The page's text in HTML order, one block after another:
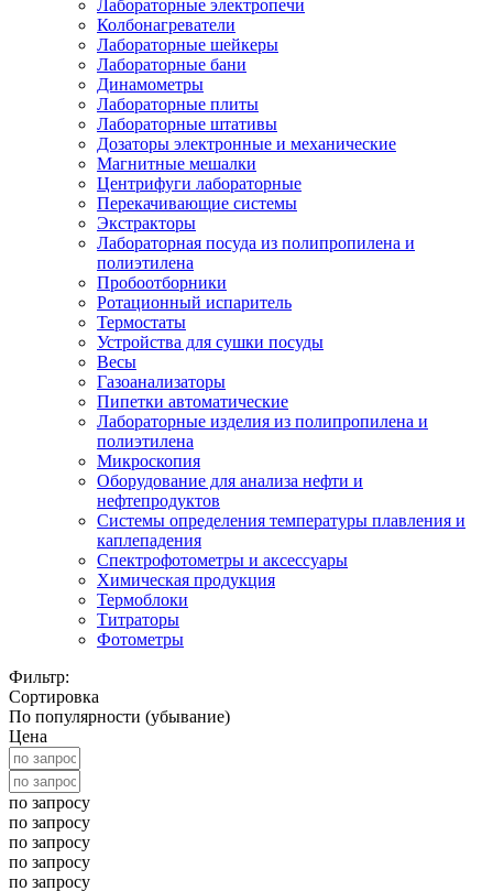
Лабораторные электропечи
Колбонагреватели
Лабораторные шейкеры
Лабораторные бани
Динамометры
Лабораторные плиты
Лабораторные штативы
Дозаторы электронные и механические
Магнитные мешалки
Центрифуги лабораторные
Перекачивающие системы
Экстракторы
Лабораторная посуда из полипропилена и
полиэтилена
Пробоотборники
Ротационный испаритель
Термостаты
Устройства для сушки посуды
Весы
Газоанализаторы
Пипетки автоматические
Лабораторные изделия из полипропилена и
полиэтилена
Микроскопия
Оборудование для анализа нефти и
нефтепродуктов
Системы определения температуры плавления и
каплепадения
Спектрофотометры и аксессуары
Химическая продукция
Термоблоки
Титраторы
Фотометры
Фильтр:
Сортировка
По популярности (убывание)
Цена
по запросу
по запросу
по запросу
по запросу
по запросу